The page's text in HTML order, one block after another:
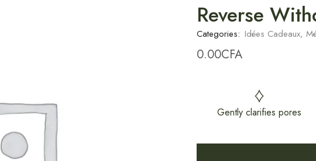
Reverse
Categories: Idées Cadeaux,
0.00CFA
Gently clarifies pores